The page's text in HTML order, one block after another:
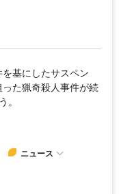
基にしたサスペン
た猟奇殺人事件が続
。
ニュース